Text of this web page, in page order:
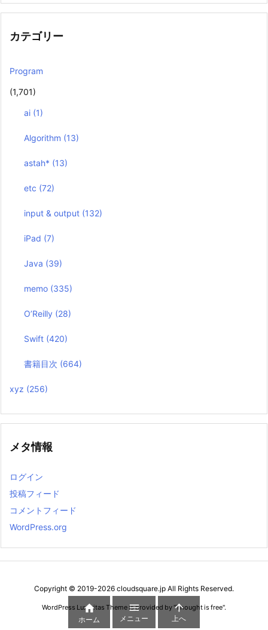
カテゴリー
Program
(1,701)
ai (1)
Algorithm (13)
astah* (13)
etc (72)
input & output (132)
iPad (7)
Java (39)
memo (335)
O’Reilly (28)
Swift (420)
書籍目次 (664)
xyz (256)
メタ情報
ログイン
投稿フィード
コメントフィード
WordPress.org
Copyright © 2019-2026 cloudsquare.jp All Rights Reserved.
WordPress Luxeritas Theme is provided by "Thought is free".

ホーム

メニュー

上へ